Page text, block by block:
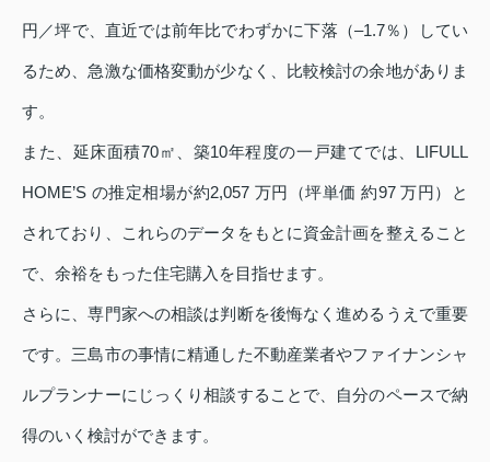
円／坪で、直近では前年比でわずかに下落（–1.7％）してい
るため、急激な価格変動が少なく、比較検討の余地がありま
す。
また、延床面積70㎡、築10年程度の一戸建てでは、LIFULL
HOME’S の推定相場が約2,057 万円（坪単価 約97 万円）と
されており、これらのデータをもとに資金計画を整えること
で、余裕をもった住宅購入を目指せます。
さらに、専門家への相談は判断を後悔なく進めるうえで重要
です。三島市の事情に精通した不動産業者やファイナンシャ
ルプランナーにじっくり相談することで、自分のペースで納
得のいく検討ができます。